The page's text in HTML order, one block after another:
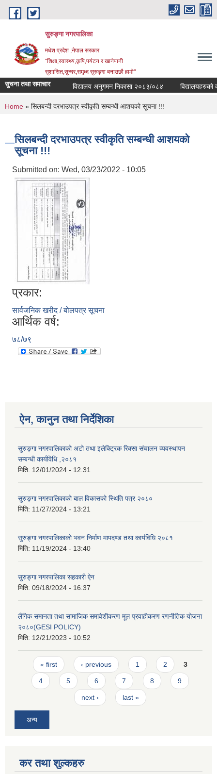
Skip to main content
सुरुङ्‍गा नगरपालिका
मधेश प्रदेश ,नेपाल सरकार
"शिक्षा,स्वास्थ्य,कृषि,पर्यटन र खानेपानी
सुशासित,सुन्दर,समृध्द सुरुङ्गा बनाउछौ हामी"
सुचना तथा समाचार विद्यालय अनुगमन निकासा २०८३/०८४ विद्यालयहरुको
You are here
Home » सिलबन्दी दरभाउपत्र स्वीकृति सम्बन्धी आशयको सूचना !!!
सिलबन्दी दरभाउपत्र स्वीकृति सम्बन्धी आशयको
सूचना !!!
Submitted on: Wed, 03/23/2022 - 10:05
प्रकार:
सार्वजनिक खरीद / बोलपत्र सूचना
आर्थिक वर्ष:
७८/७९
ऐन, कानुन तथा निर्देशिका
सुरुङ्गा नगरपालिकाको अटो तथा इलेक्ट्रिक रिक्सा संचालन व्यवस्थापन
सम्बन्धी कार्यविधि ,२०८१
मिति: 12/01/2024 - 12:31
सुरुङ्गा नगरपालिकाको बाल विकासको स्थिति पत्र २०८०
मिति: 11/27/2024 - 13:21
सुरुङ्गा नगरपालिकाको भवन निर्माण मापदण्ड तथा कार्यविधि २०८१
मिति: 11/19/2024 - 13:40
सुरुङ्गा नगरपालिका सहकारी ऐन
मिति: 09/18/2024 - 16:37
लैंगिक समानता तथा सामाजिक समावेशीकरण मूल प्रवाहीकरण रणनीतिक योजना
२०८०(GESI POLICY)
मिति: 12/21/2023 - 10:52
Pages
« first ‹ previous 1 2 3
4 5 6 7 8 9
next › last »
अन्य
कर तथा शुल्कहरु